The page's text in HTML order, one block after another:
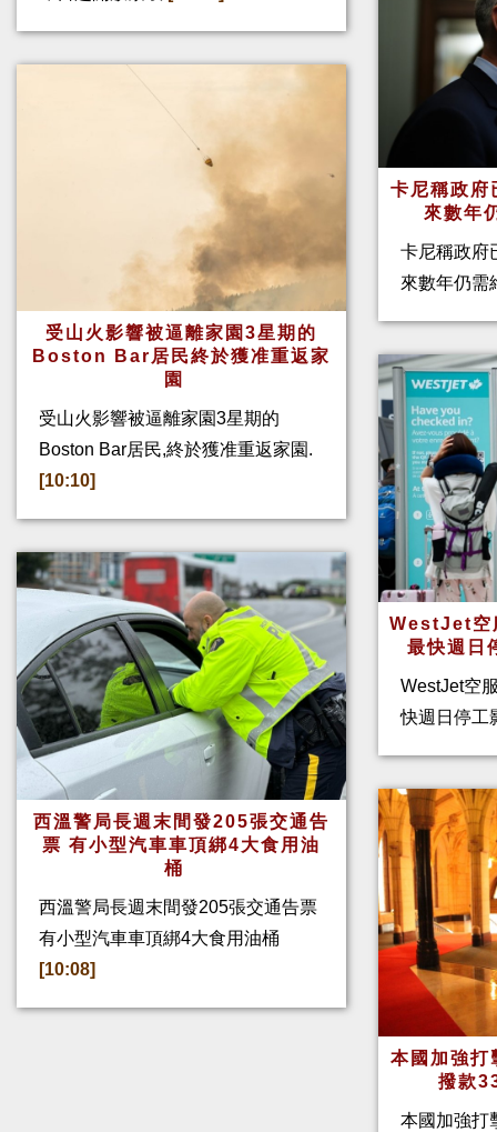
受山火影響被逼離家園3星期的
Boston Bar居民終於獲准重返家
園
受山火影響被逼離家園3星期的
Boston Bar居民,終於獲准重返家園.
[10:10]
西溫警局長週末間發205張交通告
票 有小型汽車車頂綁4大食用油
桶
西溫警局長週末間發205張交通告票
有小型汽車車頂綁4大食用油桶
[10:08]
卡尼稱政府
來數年
卡尼稱政府
來數年仍需
WestJet空
最快週日
WestJet空
快週日停工
本國加強打
撥款
本國加強打